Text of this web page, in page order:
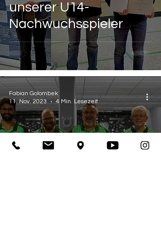
unserer U14-
Nachwuchsspieler
Fabian Golombek
11. Nov. 2023
4 Min. Lesezeit